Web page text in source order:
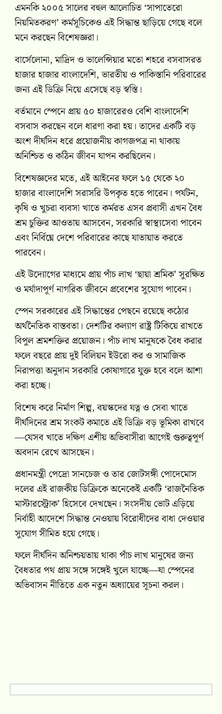
এমনকি ২০০৫ সালের বহুল আলোচিত ‘সাপাতেরো
নিয়মিতকরণ’ কর্মসূচিকেও এই সিদ্ধান্ত ছাড়িয়ে গেছে বলে
মনে করছেন বিশেষজ্ঞরা।
বার্সেলোনা, মাদ্রিদ ও ভালেন্সিয়ার মতো শহরে বসবাসরত
হাজার হাজার বাংলাদেশি, ভারতীয় ও পাকিস্তানি পরিবারের
জন্য এই ডিক্রি নিয়ে এসেছে বড় স্বস্তি।
বর্তমানে স্পেনে প্রায় ৫০ হাজারেরও বেশি বাংলাদেশি
বসবাস করছেন বলে ধারণা করা হয়। তাদের একটি বড়
অংশ দীর্ঘদিন ধরে প্রয়োজনীয় কাগজপত্র না থাকায়
অনিশ্চিত ও কঠিন জীবন যাপন করছিলেন।
বিশেষজ্ঞদের মতে, এই আইনের ফলে ১৫ থেকে ২০
হাজার বাংলাদেশি সরাসরি উপকৃত হতে পারেন। পর্যটন,
কৃষি ও খুচরা ব্যবসা খাতে কর্মরত এসব প্রবাসী এখন বৈধ
শ্রম চুক্তির আওতায় আসবেন, সরকারি স্বাস্থ্যসেবা পাবেন
এবং নির্বিঘ্নে দেশে পরিবারের কাছে যাতায়াত করতে
পারবেন।
এই উদ্যোগের মাধ্যমে প্রায় পাঁচ লাখ ‘ছায়া শ্রমিক’ সুরক্ষিত
ও মর্যাদাপূর্ণ নাগরিক জীবনে প্রবেশের সুযোগ পাবেন।
স্পেন সরকারের এই সিদ্ধান্তের পেছনে রয়েছে কঠোর
অর্থনৈতিক বাস্তবতা। দেশটির কল্যাণ রাষ্ট্র টিকিয়ে রাখতে
বিপুল শ্রমশক্তির প্রয়োজন। পাঁচ লাখ মানুষকে বৈধ করার
ফলে বছরে প্রায় দুই বিলিয়ন ইউরো কর ও সামাজিক
নিরাপত্তা অনুদান সরকারি কোষাগারে যুক্ত হবে বলে আশা
করা হচ্ছে।
বিশেষ করে নির্মাণ শিল্প, বয়স্কদের যত্ন ও সেবা খাতে
দীর্ঘদিনের শ্রম সংকট কমাতে এই ডিক্রি বড় ভূমিকা রাখবে
—যেসব খাতে দক্ষিণ এশীয় অভিবাসীরা আগেই গুরুত্বপূর্ণ
অবদান রেখে আসছেন।
প্রধানমন্ত্রী পেদ্রো সানচেজ ও তার জোটসঙ্গী পোদেমোস
দলের এই রাজকীয় ডিক্রিকে অনেকেই একটি ‘রাজনৈতিক
মাস্টারস্ট্রোক’ হিসেবে দেখছেন। সংসদীয় ভোট এড়িয়ে
নির্বাহী আদেশে সিদ্ধান্ত নেওয়ায় বিরোধীদের বাধা দেওয়ার
সুযোগ সীমিত হয়ে গেছে।
ফলে দীর্ঘদিন অনিশ্চয়তায় থাকা পাঁচ লাখ মানুষের জন্য
বৈধতার পথ প্রায় সঙ্গে সঙ্গেই খুলে যাচ্ছে—যা স্পেনের
অভিবাসন নীতিতে এক নতুন অধ্যায়ের সূচনা করল।